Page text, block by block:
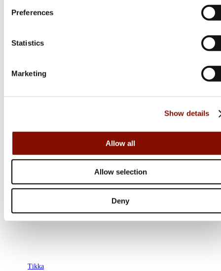
Preferences
Statistics
Marketing
Show details
Allow all
Allow selection
Deny
Flera varianter
Online: I lager
Tikka